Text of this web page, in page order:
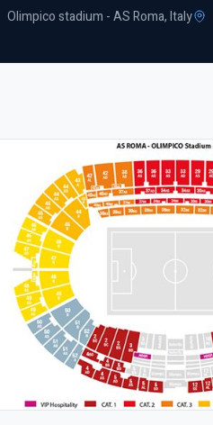
Olimpico stadium - AS Roma, Italy